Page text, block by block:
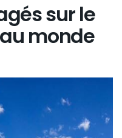
sur le
monde